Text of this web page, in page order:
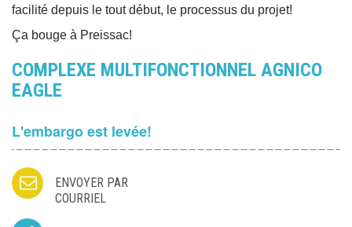
facilité depuis le tout début, le processus du projet!
Ça bouge à Preissac!
COMPLEXE MULTIFONCTIONNEL AGNICO
EAGLE
L'embargo est levée!
ENVOYER PAR
COURRIEL